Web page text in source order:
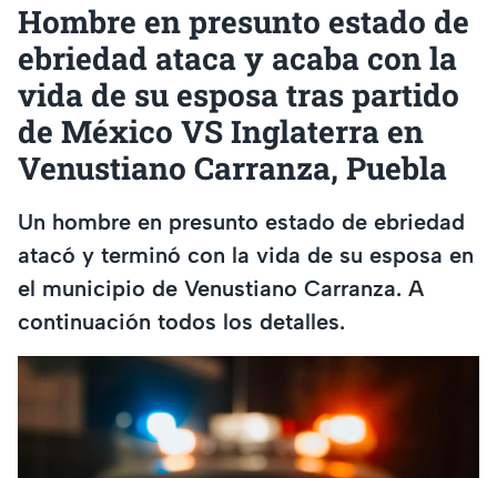
Hombre en presunto estado de
ebriedad ataca y acaba con la
vida de su esposa tras partido
de México VS Inglaterra en
Venustiano Carranza, Puebla
Un hombre en presunto estado de ebriedad
atacó y terminó con la vida de su esposa en
el municipio de Venustiano Carranza. A
continuación todos los detalles.